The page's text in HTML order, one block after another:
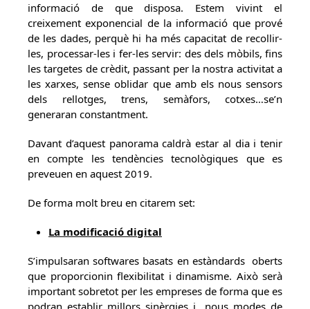
informació de que disposa. Estem vivint el
creixement exponencial de la informació que prové
de les dades, perquè hi ha més capacitat de recollir-
les, processar-les i fer-les servir: des dels mòbils, fins
les targetes de crèdit, passant per la nostra activitat a
les xarxes, sense oblidar que amb els nous sensors
dels rellotges, trens, semàfors, cotxes…se’n
generaran constantment.
Davant d’aquest panorama caldrà estar al dia i tenir
en compte les tendències tecnològiques que es
preveuen en aquest 2019.
De forma molt breu en citarem set:
La modificació digital
S’impulsaran softwares basats en estàndards oberts
que proporcionin flexibilitat i dinamisme. Això serà
important sobretot per les empreses de forma que es
podran establir millors sinèrgies i nous modes de